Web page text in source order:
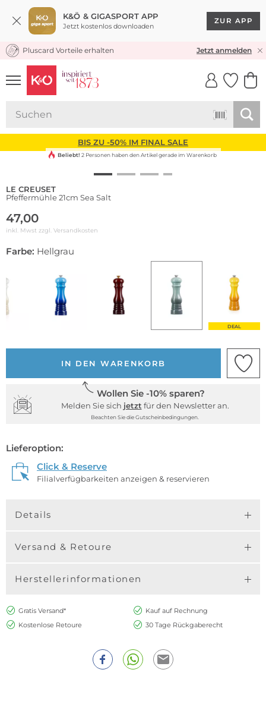
K&Ö & GIGASPORT APP
Jetzt kostenlos downloaden
ZUR APP
KOSTENLOSER VERSAND* & RÜCKVERSAND
Pluscard Vorteile erhalten Jetzt anmelden
UNSERE APP
CLICK &
BIS ZU -50% IM FINAL SALE
Beliebt! 2 Personen haben den Artikel gerade im Warenkorb
LE CREUSET
Pfeffermühle 21cm Sea Salt
47,00
inkl. Mwst zzgl. Versandkosten
Farbe: Hellgrau
DEAL
IN DEN WARENKORB
Wollen Sie -10% sparen?
Melden Sie sich jetzt für den Newsletter an.
Beachten Sie die Gutscheinbedingungen.
Lieferoption:
Click & Reserve
Filialverfügbarkeiten anzeigen & reservieren
Details
Versand & Retoure
Herstellerinformationen
Gratis Versand*
Kauf auf Rechnung
Kostenlose Retoure
30 Tage Rückgaberecht